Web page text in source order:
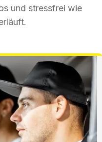
und stressfrei wie